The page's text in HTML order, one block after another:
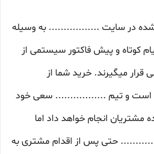
شده در سایت ................. به وسیله
کوتاه و پیش فاکتور سیستمی از
قرار میگیرند. خرید شما از
است و تیم ................. سعی خود
مشتریان انجام خواهد داد اما
حتی پس از اقدام مشتری به